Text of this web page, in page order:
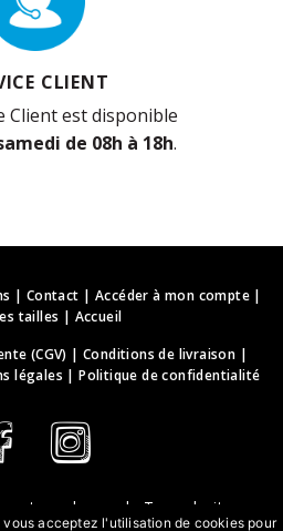
CLIENT
Client est disponible
de 08h à 18h.
| Contact | Accéder à mon compte|
tailles | Accueil
(CGV) |Conditions de livraison |
légales |Politique de confidentialité
cadeaux.ch
. Tous droits
acceptez l'utilisation de cookies pour